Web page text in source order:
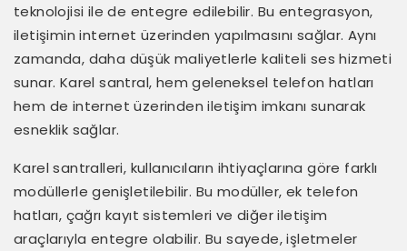
teknolojisi ile de entegre edilebilir. Bu entegrasyon,
iletişimin internet üzerinden yapılmasını sağlar. Aynı
zamanda, daha düşük maliyetlerle kaliteli ses hizmeti
sunar. Karel santral, hem geleneksel telefon hatları
hem de internet üzerinden iletişim imkanı sunarak
esneklik sağlar.
Karel santralleri, kullanıcıların ihtiyaçlarına göre farklı
modüllerle genişletilebilir. Bu modüller, ek telefon
hatları, çağrı kayıt sistemleri ve diğer iletişim
araçlarıyla entegre olabilir. Bu sayede, işletmeler